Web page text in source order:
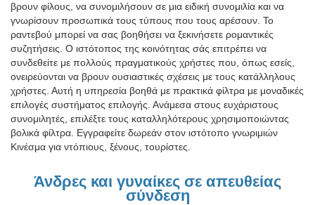
βρουν φίλους, να συνομιλήσουν σε μια ειδική συνομιλία και να
γνωρίσουν προσωπικά τους τύπους που τους αρέσουν. Το
ραντεβού μπορεί να σας βοηθήσει να ξεκινήσετε ρομαντικές
συζητήσεις. Ο ιστότοπος της κοινότητας σάς επιτρέπει να
συνδεθείτε με πολλούς πραγματικούς χρήστες που, όπως εσείς,
ονειρεύονται να βρουν ουσιαστικές σχέσεις με τους κατάλληλους
χρήστες. Αυτή η υπηρεσία βοηθά με πρακτικά φίλτρα με μοναδικές
επιλογές συστήματος επιλογής. Ανάμεσα στους ευχάριστους
συνομιλητές, επιλέξτε τους καταλληλότερους χρησιμοποιώντας
βολικά φίλτρα. Εγγραφείτε δωρεάν στον ιστότοπο γνωριμιών
Κινέσμα για ντόπιους, ξένους, τουρίστες.
Άνδρες και γυναίκες σε απευθείας
σύνδεση